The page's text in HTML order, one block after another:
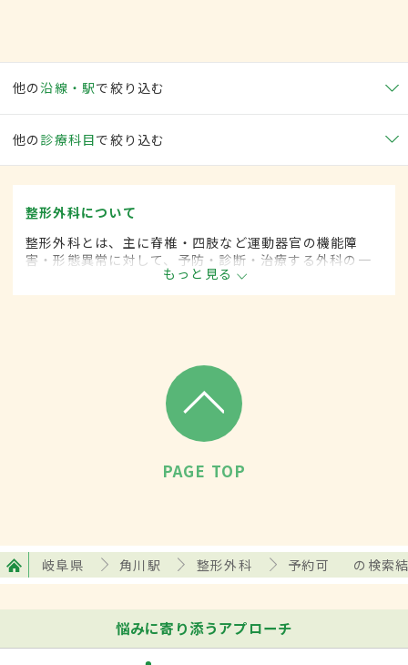
他の沿線・駅で絞り込む
他の 診療科目で絞り込む
整形外科について
整形外科とは、主に脊椎・四肢など運動器官の機能障
害・形態異常に対して、予防・診断・治療する外科の一
もっと見る
PAGE TOP
岐阜県 角川駅 整形外科 予約可 の検索
悩みに寄り添うアプローチ